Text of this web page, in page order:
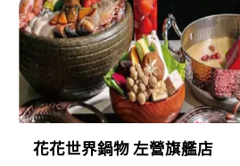
花花世界鍋物 左營旗艦店